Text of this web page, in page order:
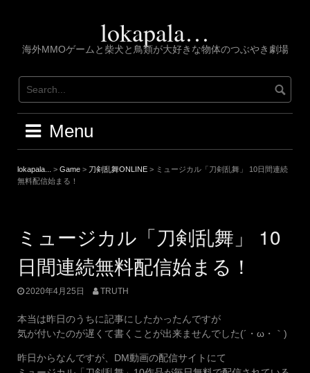
lokapala…
海外MMOゲームと柴犬と鳥類が大好きな物体のつぶやき劇場
Menu
lokapala... > Game > 刀剣乱舞ONLINE > ミュージカル「刀剣乱舞」 10日間連続
無料配信始まる！
ミュージカル「刀剣乱舞」 10
日間連続無料配信始まる！
2020年4月25日 TRUTH
本当は昨日のうちに記事にしたかったんですが
気が付いたのが遅くて書くことが出来ませんでした(´・ω・｀)
昨日からなんですが、DM動画の配信サイトにて